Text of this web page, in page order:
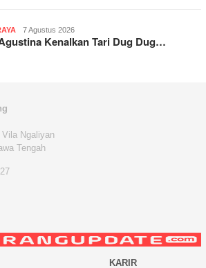
7 Agustus 2026
Kenalkan Tari Dug Dug…
Ngaliyan
Tengah
KARIR